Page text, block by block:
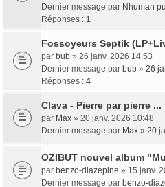
Dernier message par Nhuman
Réponses : 1
Fossoyeurs Septik
par bub » 26 janv. 2026 14:53
Dernier message par bub » 26
Réponses : 4
Clava - Pierre par pierre ...
par Max » 20 janv. 2026 10:48
Dernier message par Max » 20
OZIBUT nouvel album
par benzo-diazepine » 15 janv.
Dernier message par benzo-